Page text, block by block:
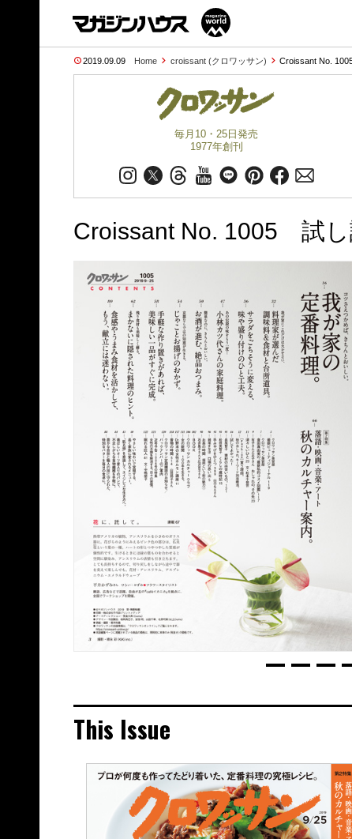
2019.09.09 Home croissant (クロワッサン) Croissant No.
毎月10・25日発売
1977年創刊
Croissant No. 1005 試し
This Issue